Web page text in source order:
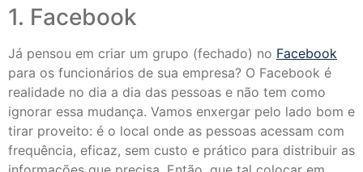
1. Facebook
Já pensou em criar um grupo (fechado) no Facebook
para os funcionários de sua empresa? O Facebook é
realidade no dia a dia das pessoas e não tem como
ignorar essa mudança. Vamos enxergar pelo lado bom e
tirar proveito: é o local onde as pessoas acessam com
frequência, eficaz, sem custo e prático para distribuir as